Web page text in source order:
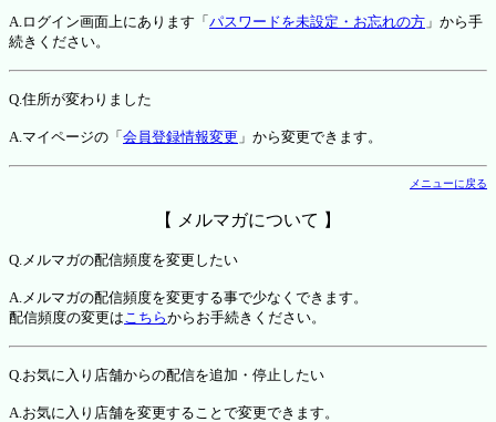
A.ログイン画面上にあります「 パスワードを未設定・お忘れの方 」から手
続きください。
Q.住所が変わりました
A.マイページの「 会員登録情報変更 」から変更できます。
メニューに戻る
【 メルマガについて 】
Q.メルマガの配信頻度を変更したい
A.メルマガの配信頻度を変更する事で少なくできます。
配信頻度の変更はこちらからお手続きください。
Q.お気に入り店舗からの配信を追加・停止したい
A.お気に入り店舗を変更することで変更できます。